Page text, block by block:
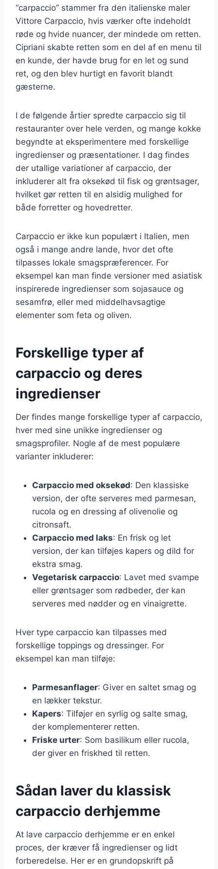
“carpaccio” stammer fra den italienske maler
Vittore Carpaccio, hvis værker ofte indeholdt
røde og hvide nuancer, der mindede om retten.
Cipriani skabte retten som en del af en menu til
en kunde, der havde brug for en let og sund
ret, og den blev hurtigt en favorit blandt
gæsterne.
I de følgende årtier spredte carpaccio sig til
restauranter over hele verden, og mange kokke
begyndte at eksperimentere med forskellige
ingredienser og præsentationer. I dag findes
der utallige variationer af carpaccio, der
inkluderer alt fra oksekød til fisk og grøntsager,
hvilket gør retten til en alsidig mulighed for
både forretter og hovedretter.
Carpaccio er ikke kun populært i Italien, men
også i mange andre lande, hvor det ofte
tilpasses lokale smagspræferencer. For
eksempel kan man finde versioner med asiatisk
inspirerede ingredienser som sojasauce og
sesamfrø, eller med middelhavsagtige
elementer som feta og oliven.
Forskellige typer af
carpaccio og deres
ingredienser
Der findes mange forskellige typer af carpaccio,
hver med sine unikke ingredienser og
smagsprofiler. Nogle af de mest populære
varianter inkluderer:
Carpaccio med oksekød: Den klassiske
version, der ofte serveres med parmesan,
rucola og en dressing af olivenolie og
citronsaft.
Carpaccio med laks: En frisk og let
version, der kan tilføjes kapers og dild for
ekstra smag.
Vegetarisk carpaccio: Lavet med svampe
eller grøntsager som rødbeder, der kan
serveres med nødder og en vinaigrette.
Hver type carpaccio kan tilpasses med
forskellige toppings og dressinger. For
eksempel kan man tilføje:
Parmesanflager: Giver en saltet smag og
en lækker tekstur.
Kapers: Tilføjer en syrlig og salte smag,
der komplementerer retten.
Friske urter: Som basilikum eller rucola,
der giver en friskhed til retten.
Sådan laver du klassisk
carpaccio derhjemme
At lave carpaccio derhjemme er en enkel
proces, der kræver få ingredienser og lidt
forberedelse. Her er en grundopskrift på